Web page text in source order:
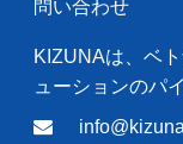
問い合わせ
KIZUNAは、ベ
ューションのパ